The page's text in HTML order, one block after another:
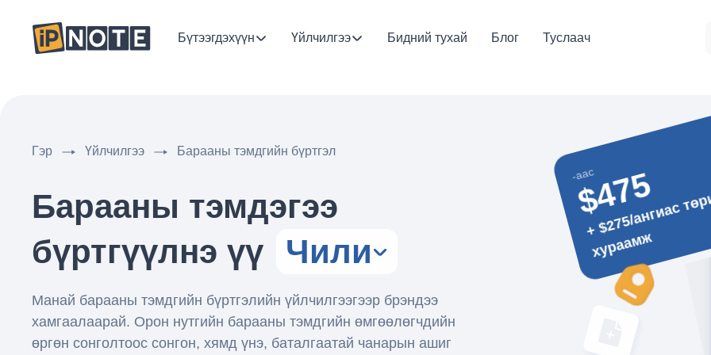
Бүтээгдэхүүн Үйлчилгээ Бидний тухай Блог Туслаач
Гэр Үйлчилгээ Барааны тэмдгийн бүртгэл
Барааны тэмдэгээ
бүртгүүлнэ үү
Чили
Манай барааны тэмдгийн бүртгэлийн үйлчилгээгээр брэндээ
хамгаалаарай. Орон нутгийн барааны тэмдгийн өмгөөлөгчдийн
өргөн сонголтоос сонгон, хямд үнэ, баталгаатай чанарын ашиг
-аас
$475
ж